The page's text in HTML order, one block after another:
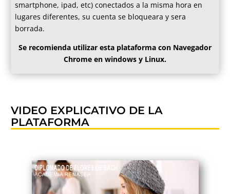
smartphone, ipad, etc) conectados a la misma hora en
lugares diferentes, su cuenta se bloqueara y sera
borrada.
Se recomienda utilizar esta plataforma con Navegador
Chrome en windows y Linux.
VIDEO EXPLICATIVO DE LA
PLATAFORMA